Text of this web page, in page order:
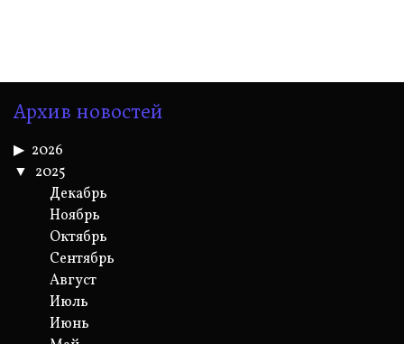
Архив новостей
2026
2025
Декабрь
Ноябрь
Октябрь
Сентябрь
Август
Июль
Июнь